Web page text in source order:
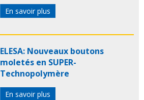
En savoir plus
ELESA: Nouveaux boutons
moletés en SUPER-
Technopolymère
En savoir plus